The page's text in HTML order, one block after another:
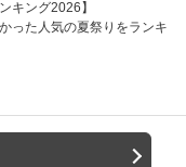
キング2026】
った人気の夏祭りをランキ